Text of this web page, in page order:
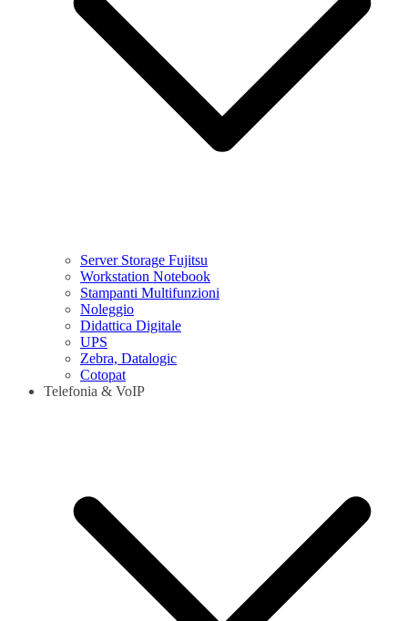
Server Storage Fujitsu
Workstation Notebook
Stampanti Multifunzioni
Noleggio
Didattica Digitale
UPS
Zebra, Datalogic
Cotopat
Telefonia & VoIP